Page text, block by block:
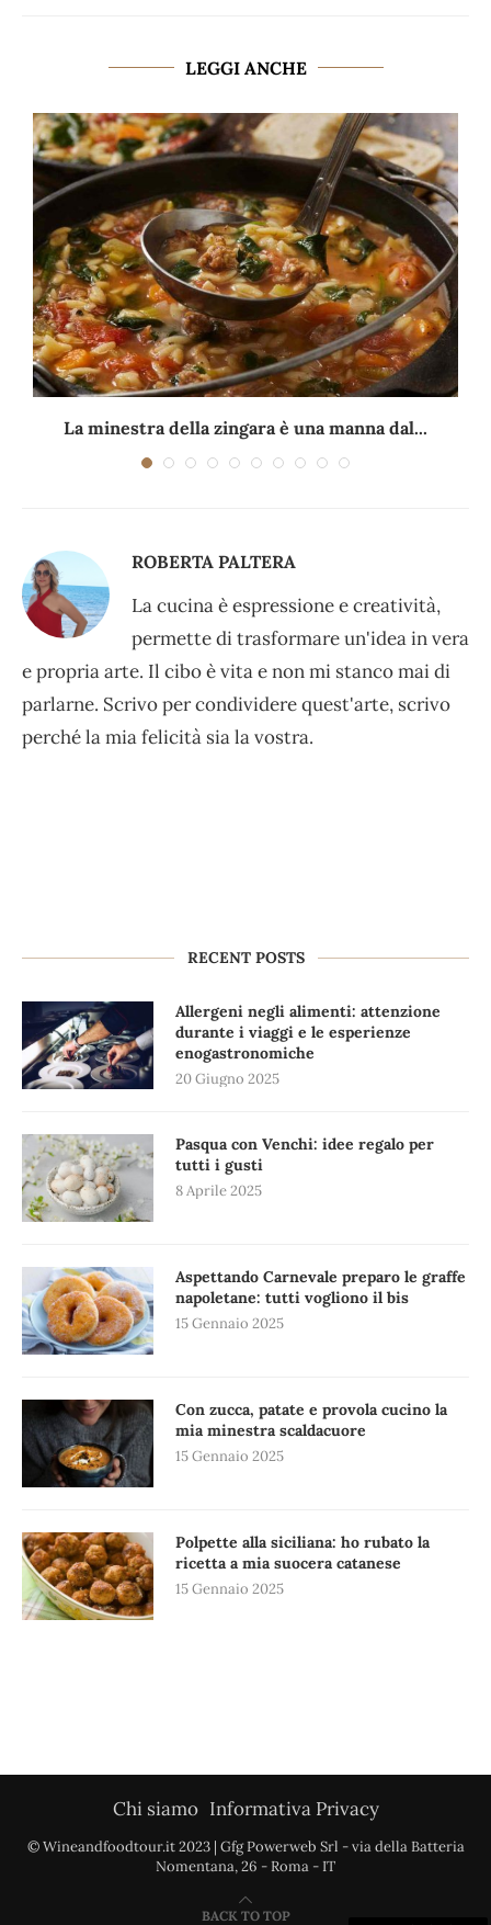
LEGGI ANCHE
La minestra della zingara è una manna dal...
ROBERTA PALTERA
La cucina è espressione e creatività,
permette di trasformare un'idea in vera
e propria arte. Il cibo è vita e non mi stanco mai di
parlarne. Scrivo per condividere quest'arte, scrivo
perché la mia felicità sia la vostra.
RECENT POSTS
Allergeni negli alimenti: attenzione
durante i viaggi e le esperienze
enogastronomiche
20 Giugno 2025
Pasqua con Venchi: idee regalo per
tutti i gusti
8 Aprile 2025
Aspettando Carnevale preparo le graffe
napoletane: tutti vogliono il bis
15 Gennaio 2025
Con zucca, patate e provola cucino la
mia minestra scaldacuore
15 Gennaio 2025
Polpette alla siciliana: ho rubato la
ricetta a mia suocera catanese
15 Gennaio 2025
Chi siamo Informativa Privacy
© Wineandfoodtour.it 2023 | Gfg Powerweb Srl - via della Batteria
Nomentana, 26 - Roma - IT
BACK TO TOP